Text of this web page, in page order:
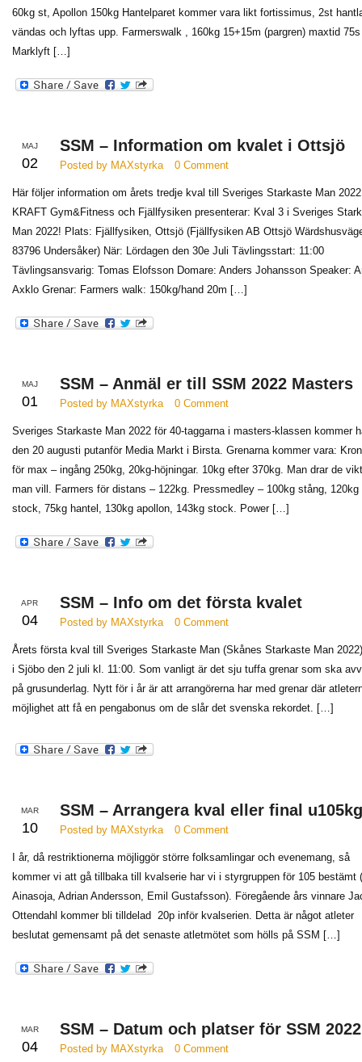
60kg st, Apollon 150kg Hantelparet kommer vara likt fortissimus, 2st
vändas och lyftas upp. Farmerswalk , 160kg 15+15m (pargren) maxtid
Marklyft […]
MAJ
02
SSM – Information om kvalet i Ottsjö
Posted by MAXstyrka 0 Comment
Här följer information om årets tredje kval till Sveriges Starkaste Man
KRAFT Gym&Fitness och Fjällfysiken presenterar: Kval 3 i Sveriges
Man 2022! Plats: Fjällfysiken, Ottsjö (Fjällfysiken AB Ottsjö
83796 Undersåker) När: Lördagen den 30e Juli Tävlingsstart: 11:00
Tävlingsansvarig: Tomas Elofsson Domare: Anders Johansson Speaker:
Axklo Grenar: Farmers walk: 150kg/hand 20m […]
MAJ
01
SSM – Anmäl er till SSM 2022 Masters
Posted by MAXstyrka 0 Comment
Sveriges Starkaste Man 2022 för 40-taggarna i masters-klassen kommer
den 20 augusti putanför Media Markt i Birsta. Grenarna kommer vara:
för max – ingång 250kg, 20kg-höjningar. 10kg efter 370kg. Man drar de
man vill. Farmers för distans – 122kg. Pressmedley – 100kg stång, 120kg
stock, 75kg hantel, 130kg apollon, 143kg stock. Power […]
APR
04
SSM – Info om det första kvalet
Posted by MAXstyrka 0 Comment
Årets första kval till Sveriges Starkaste Man (Skånes Starkaste Man
i Sjöbo den 2 juli kl. 11:00. Som vanligt är det sju tuffa grenar som ska
på grusunderlag. Nytt för i år är att arrangörerna har med grenar där
möjlighet att få en pengabonus om de slår det svenska rekordet. […]
MAR
10
SSM – Arrangera kval eller final
Posted by MAXstyrka 0 Comment
I år, då restriktionerna möjliggör större folksamlingar och evenemang, så
kommer vi att gå tillbaka till kvalserie har vi i styrgruppen för 105 bestämt
Ainasoja, Adrian Andersson, Emil Gustafsson). Föregående års vinnare
Ottendahl kommer bli tilldelad 20p inför kvalserien. Detta är något atleter
beslutat gemensamt på det senaste atletmötet som hölls på SSM […]
MAR
04
SSM – Datum och platser för SSM
Posted by MAXstyrka 0 Comment